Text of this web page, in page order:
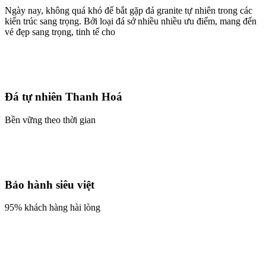
Ngày nay, không quá khó để bắt gặp đá granite tự nhiên trong các
kiến trúc sang trọng. Bởi loại đá sở nhiều nhiều ưu điểm, mang đến
vẻ đẹp sang trọng, tinh tế cho
Đá tự nhiên Thanh Hoá
Bền vững theo thời gian
Bảo hành siêu việt
95% khách hàng hài lòng